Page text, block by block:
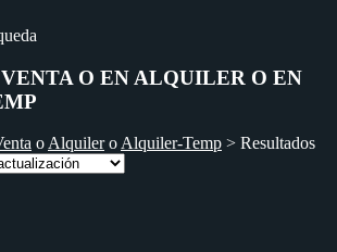
O EN ALQUILER O EN
oAlquileroAlquiler-Temp > Resultados